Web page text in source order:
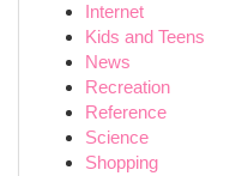
Internet
Kids and Teens
News
Recreation
Reference
Science
Shopping